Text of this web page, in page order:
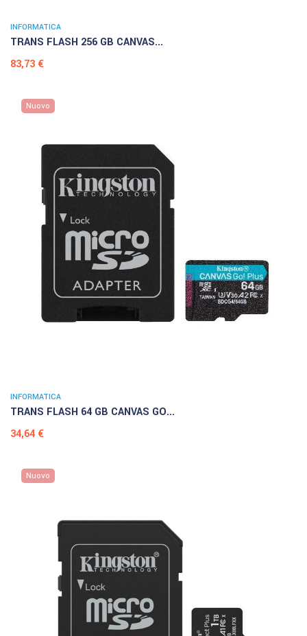
INFORMATICA
TRANS FLASH 256 GB CANVAS...
Prezzo
83,73 €
Nuovo
INFORMATICA
TRANS FLASH 64 GB CANVAS GO...
Prezzo
34,64 €
Nuovo